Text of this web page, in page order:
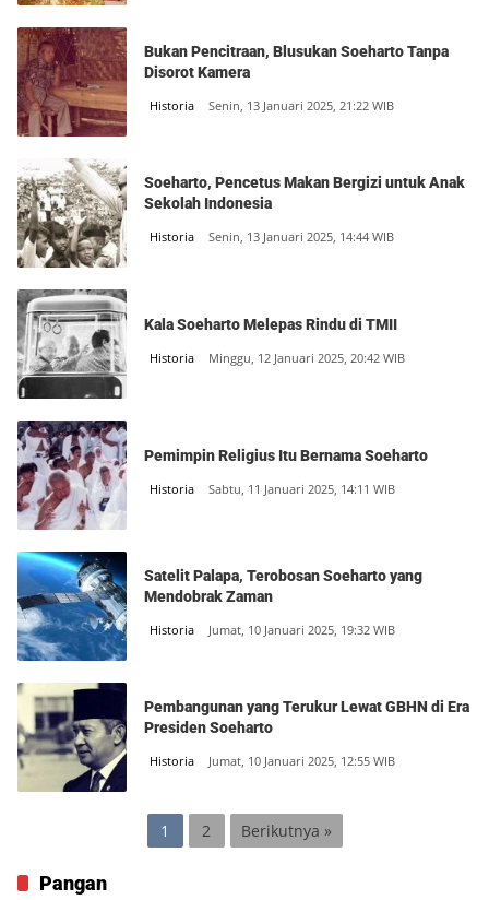
Bukan Pencitraan, Blusukan Soeharto Tanpa
Disorot Kamera
Historia Senin, 13 Januari 2025, 21:22 WIB
Soeharto, Pencetus Makan Bergizi untuk Anak
Sekolah Indonesia
Historia Senin, 13 Januari 2025, 14:44 WIB
Kala Soeharto Melepas Rindu di TMII
Historia Minggu, 12 Januari 2025, 20:42 WIB
Pemimpin Religius Itu Bernama Soeharto
Historia Sabtu, 11 Januari 2025, 14:11 WIB
Satelit Palapa, Terobosan Soeharto yang
Mendobrak Zaman
Historia Jumat, 10 Januari 2025, 19:32 WIB
Pembangunan yang Terukur Lewat GBHN di Era
Presiden Soeharto
Historia Jumat, 10 Januari 2025, 12:55 WIB
1 2 Berikutnya »
Pangan